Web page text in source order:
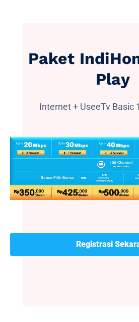
Paket
Play
Internet + UseeTv Basic
Registrasi